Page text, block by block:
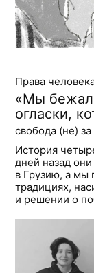
Права
«Мы
огласки,
свобода (не)
История
дней назад
в Грузию, а мы
традициях,
и решении о